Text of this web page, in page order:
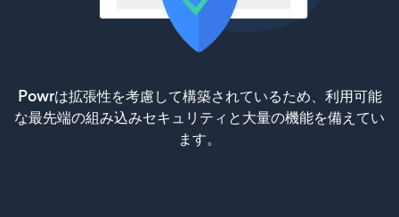
Powrは拡張性を考慮して構築されているため、利用可能
な最先端の組み込みセキュリティと大量の機能を備えてい
ます。